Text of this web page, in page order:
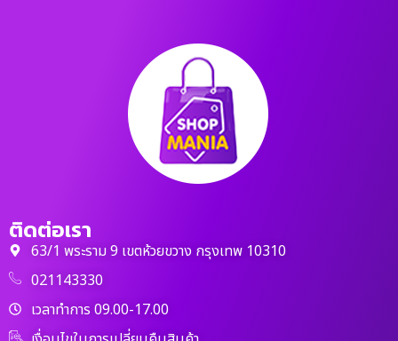
ติดต่อเรา
63/1 พระราม 9 เขตห้วยขวาง กรุงเทพ 10310
021143330
เวลาทำการ 09.00-17.00